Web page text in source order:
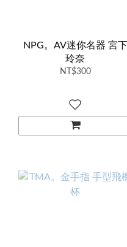
NPG。AV迷你名器 宮下
玲奈
NT$300